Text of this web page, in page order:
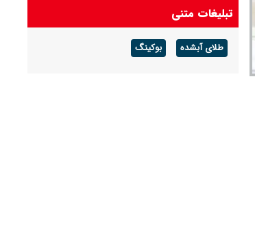
کیهان دستور حمله صادر کرد!
قاب عکس دختر سیدحسن خمینی در کتابخانه
تبلیغات متنی
طلای آبشده بوکینگ